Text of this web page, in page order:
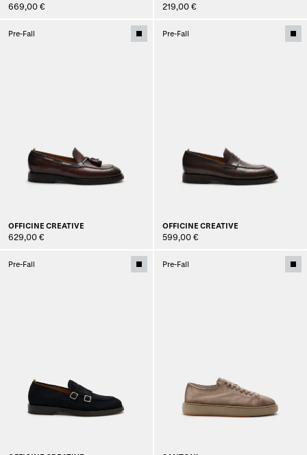
669,00 € 219,00 €
Pre-Fall
OFFICINE CREATIVE
629,00 €
Pre-Fall
OFFICINE CREATIVE
599,00 €
Pre-Fall Pre-Fall